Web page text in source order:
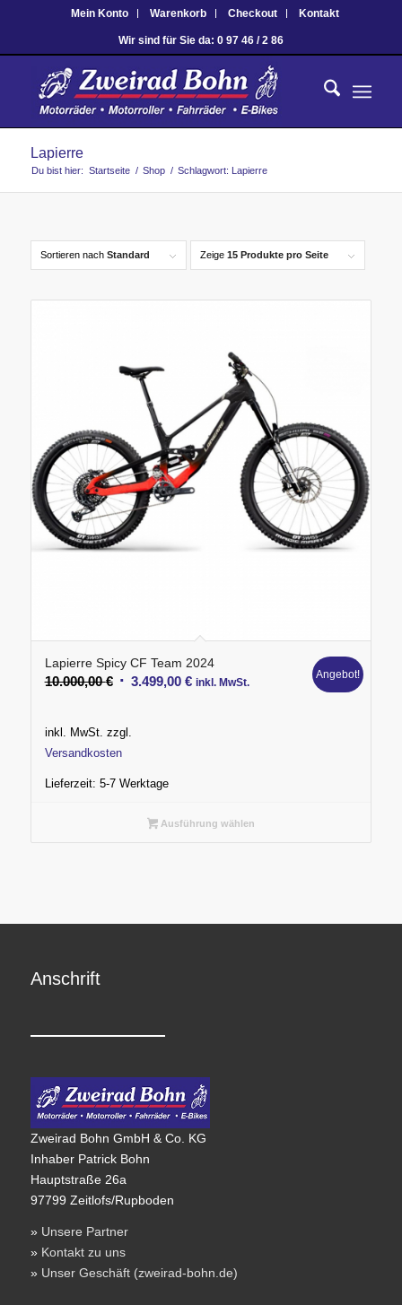
Mein Konto Warenkorb Checkout Kontakt
Wir sind für Sie da: 0 97 46 / 2 86
Lapierre
Du bist hier: Startseite / Shop / Schlagwort: Lapierre
Sortieren nach Standard Zeige 15 Produkte pro Seite
Lapierre Spicy CF Team 2024
10.000,00€ Ursprünglicher
3.499,00 €Aktueller
inkl. MwSt.
Angebot!
inkl. MwSt. zzgl.
Versandkosten
Lieferzeit: 5-7 Werktage
Ausführung wählen
Anschrift
Zweirad Bohn GmbH & Co. KG
Inhaber Patrick Bohn
Hauptstraße 26a
97799 Zeitlofs/Rupboden
» Unsere Partner
» Kontakt zu uns
» Unser Geschäft (zweirad-bohn.de)